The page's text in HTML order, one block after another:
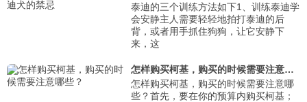
泰迪的三个训练方法如下1、训练泰迪学
会安静主人需要轻轻地拍打泰迪的后
背，或者用手抓住狗狗，让它安静下
来，这
怎样购买柯基，购买的时候需要注意哪些？
怎样购买柯基，购买的时候需要注意哪
些？首先，要在你的预算内购买柯基；